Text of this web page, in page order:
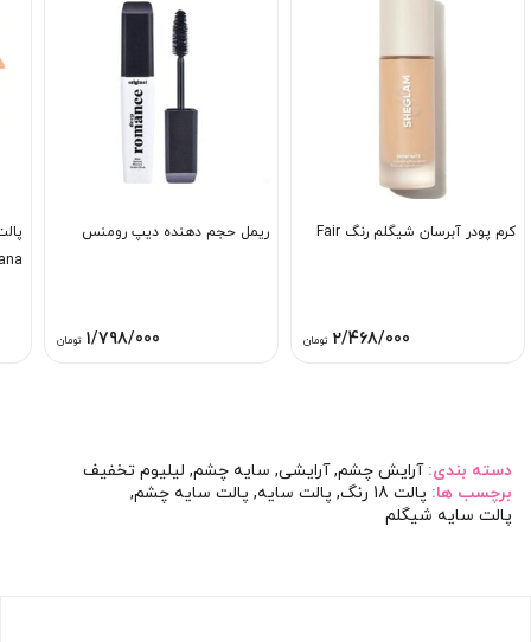
کرم پودر آبرسان شیگلم رنگ Fair
2/468/000 تومان
ریمل حجم دهنده دیپ رومنس
1/798/000 تومان
دسته بندی:آرایش چشم,آرایشی, سایه چشم, لیلیوم تخفیف
برچسب ها: پالت 18 رنگ , پالت سایه, پالت سایه چشم,
پالت سایه شیگلم